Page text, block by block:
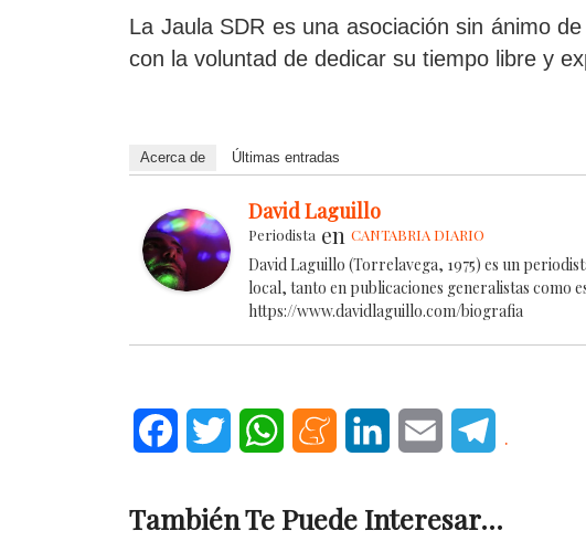
La Jaula SDR es una asociación sin ánimo
con la voluntad de dedicar su tiempo libre y
Acerca de Últimas entradas
David Laguillo
Periodista en CANTABRIA DIARIO
David Laguillo (Torrelavega, 1975) es un
local, tanto en publicaciones generalistas como
https://www.davidlaguillo.com/biografia
FacebookTwitter WhatsAppMeneameLinkedInEmail .
También Te Puede Interesar...